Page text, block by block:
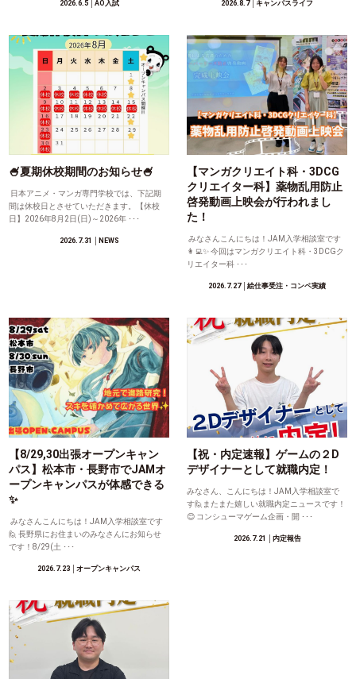
2026.6.5│AO入試 2026.8.7│キャンパスライフ
🍧夏期休校期間のお知らせ🍧
日本アニメ・マンガ専門学校では、下記期
間は休校日とさせていただきます。【休校
日】2026年8月2日(日)～2026年 ･･･
2026.7.31 │NEWS
【マンガクリエイト科・3DCG
クリエイター科】薬物乱用防止
啓発動画上映会が行われまし
た！
みなさんこんにちは！JAM入学相談室です
👩‍💻✨ 今回はマンガクリエイト科・3DCGク
リエイター科 ･･･
2026.7.27│絵仕事受注・コンペ実績
【8/29,30出張オープンキャン
パス】松本市・長野市でJAMオ
ープンキャンパスが体感できる
✨
みなさんこんにちは！JAM入学相談室です
🙋 長野県にお住まいのみなさんにお知らせ
です！8/29(土 ･･･
2026.7.23 │オープンキャンパス
【祝・内定速報】ゲームの２D
デザイナーとして就職内定！
みなさん、こんにちは！JAM入学相談室で
す🙋またまた嬉しい就職内定ニュースです！
😊 コンシューマゲーム企画・開 ･･･
2026.7.21 │内定報告